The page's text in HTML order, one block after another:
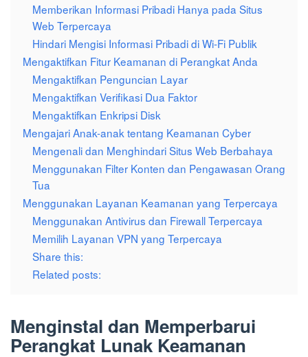
Memberikan Informasi Pribadi Hanya pada Situs
Web Terpercaya
Hindari Mengisi Informasi Pribadi di Wi-Fi Publik
Mengaktifkan Fitur Keamanan di Perangkat Anda
Mengaktifkan Penguncian Layar
Mengaktifkan Verifikasi Dua Faktor
Mengaktifkan Enkripsi Disk
Mengajari Anak-anak tentang Keamanan Cyber
Mengenali dan Menghindari Situs Web Berbahaya
Menggunakan Filter Konten dan Pengawasan Orang
Tua
Menggunakan Layanan Keamanan yang Terpercaya
Menggunakan Antivirus dan Firewall Terpercaya
Memilih Layanan VPN yang Terpercaya
Share this:
Related posts:
Menginstal dan Memperbarui
Perangkat Lunak Keamanan